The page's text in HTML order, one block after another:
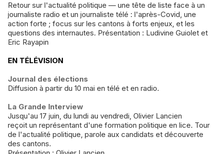
Retour sur l'actualité politique — une tête de liste face à un
journaliste radio et un journaliste télé : l'après-Covid, une
action forte ; focus sur les cantons à forts enjeux, et les
questions des internautes. Présentation : Ludivine Guiolet et
Eric Rayapin
EN TÉLÉVISION
Journal des élections
Diffusion à partir du 10 mai en télé et en radio.
La Grande Interview
Jusqu'au 17 juin, du lundi au vendredi, Olivier Lancien
reçoit un représentant d'une formation politique en lice. Tour
de l'actualité politique, parole aux candidats et découverte
des cantons.